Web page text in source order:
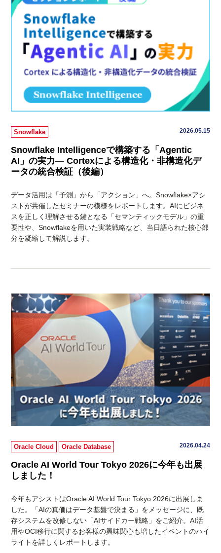
Snowflake 2026.05.15
Snowflake Intelligenceで構築する「Agentic
AI」の実力― Cortexによる構造化・非構造化デ
ータの統合検証（後編）
データ活用は「予測」から「アクション」へ。Snowflake×アシ
ストが共催したセミナーの模様をレポートします。AIにビジネ
スを正しく理解させる鍵となる「セマンティックモデル」の重
要性や、Snowflakeを用いた実装戦略など、当日語られた核心部
分を凝縮して解説します。
Oracle Cloud Oracle Database 2026.04.24
Oracle AI World Tour Tokyo 2026に今年も出展
しました！
今年もアシストはOracle AI World Tour Tokyo 2026に出展しま
した。「AIの真価はデータ基盤で決まる」をメッセージに、既
存システムを改修しない「AIサイドカー戦略」をご紹介。AI活
用やOCI移行に関するお客様の興味関心も増したイベントのハイ
ライトを詳しくレポートします。